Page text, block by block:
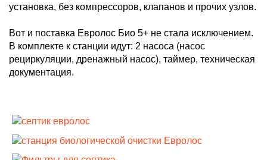
установка, без компрессоров, клапанов и прочих узлов.
Вот и поставка Евролос Био 5+ не стала исключением.
В комплекте к станции идут: 2 насоса (насос
рециркуляции, дренажный насос), таймер, техническая
документация.